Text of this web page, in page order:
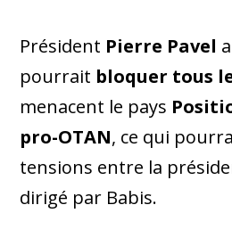
Président Pierre Pavel
pourrait bloquer tous
menacent le pays
pro-OTAN, ce qui
tensions entre la
dirigé par Babis.